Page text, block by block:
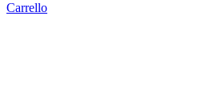
Carrello